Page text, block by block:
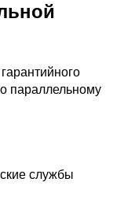
параллельному
службы